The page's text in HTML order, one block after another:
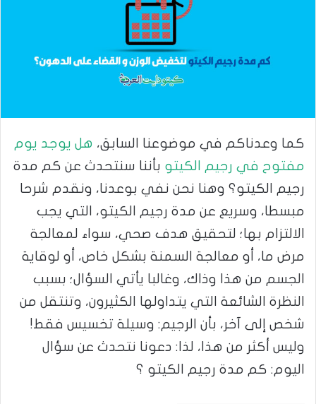
كما وعدناكم في موضوعنا السابق، هل يوجد يوم
مفتوح في رجيم الكيتو بأننا سنتحدث عن كم مدة
رجيم الكيتو؟ وهنا نحن نفي بوعدنا، ونقدم شرحا
مبسطا، وسريع عن مدة رجيم الكيتو، التي يجب
الالتزام بها؛ لتحقيق هدف صحي، سواء لمعالجة
مرض ما، أو معالجة السمنة بشكل خاص، أو لوقاية
الجسم من هذا وذاك، وغالبا يأتي السؤال؛ بسبب
النظرة الشائعة التي يتداولها الكثيرون، وتنتقل من
شخص إلى آخر، بأن الرجيم: وسيلة تخسيس فقط!
وليس أكثر من هذا، لذا: دعونا نتحدث عن سؤال
اليوم: كم مدة رجيم الكيتو ؟